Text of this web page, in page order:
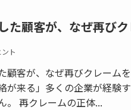
た顧客が、なぜ再び
ト
顧客が、なぜ再びクレーム
が来る」多くの企業が経験
。 再クレームの正体...